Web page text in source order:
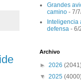
Grandes
camino - 7/
Inteligencia
defensa - 6/
Archivo
► 2026
▼ 2025